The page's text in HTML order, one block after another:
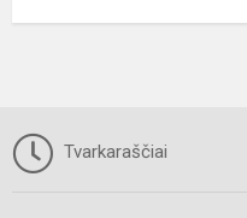
Tvarkaraščiai